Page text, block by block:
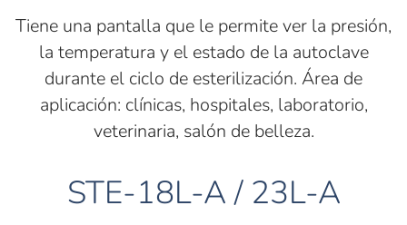
Tiene una pantalla que le permite ver la presión,
la temperatura y el estado de la autoclave
durante el ciclo de esterilización. Área de
aplicación: clínicas, hospitales, laboratorio,
veterinaria, salón de belleza.
STE-18L-A / 23L-A